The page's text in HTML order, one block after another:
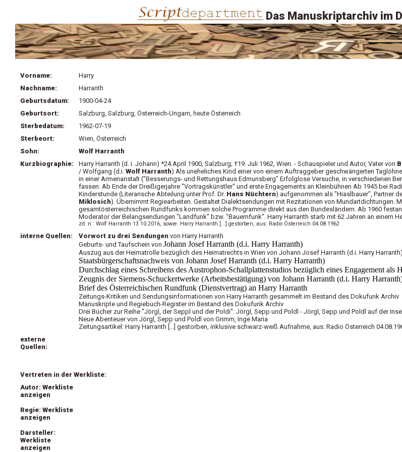
Das Manuskriptarchiv im
Vorname:
Harry
Nachname:
Harranth
Geburtsdatum:
1900-04-24
Geburtsort:
Salzburg, Salzburg, Österreich-Ungarn, heute Österreich
Sterbedatum:
1962-07-19
Sterbeort:
Wien, Österreich
Sohn:
Wolf Harranth
Kurzbiographie:
Harry Harranth (d. i. Johann) *24.April 1900, Salzburg; †19. Juli 1962, Wien. - Schauspieler und Autor, Vater von
/ Wolfgang (d.i. Wolf Harranth) Als uneheliches Kind einer von einem Auftraggeber geschwängerten
in einer Armenanstalt ("Besserungs- und Rettungshaus Edmunsberg" Erfolglose Versuche, in verschiedenen
fassen. Ab Ende der Dreißigerjahre "Vortragskünstler" und erste Engagements an Kleinbühnen Ab 1945 bei
Kinderstunde (Literarische Abteilung unter Prof. Dr. Hans Nüchtern) aufgenommen als "Hiaslbauer", Partner
Miklosich). Übernimmt Regiearbeiten. Gestaltet Dialektsendungen mit Rezitationen von Mundartdichtungen.
gesamtösterreichischen Rundfunks kommen solche Programme direkt aus den Bundesländern. Ab 1960
Moderator der Belangsendungen "Landfunk" bzw. "Bauernfunk". Harry Harranth starb mit 62 Jahren an einem
zit. n.: Wolf Harranth 13.10.2016, sowie: Harry Harranth [...] gestorben, aus: Radio Österreich 04.08.1962
interne Quellen: Vorwort zu drei Sendungen von Harry Harranth
Geburts- und Taufschein von Johann Josef Harranth (d.i. Harry Harranth)
Auszug aus der Heimatrolle bezüglich des Heimatrechts in Wien von Johann Josef Harranth (d.i. Harry Harranth)
Staatsbürgerschaftsnachweis von Johann Josef Harranth (d.i. Harry Harranth)
Durchschlag eines Schreibens des Austrophon-Schallplattenstudios bezüglich eines Engagement als
Zeugnis der Siemens-Schuckertwerke (Arbeitsbestätigung) von Johann Harranth (d.i. Harry
Brief des Österreichischen Rundfunk (Dienstvertrag) an Harry Harranth
Zeitungs-Kritiken und Sendungsinformationen von Harry Harranth gesammelt im Bestand des Dokufunk Archiv
Manuskripte und Regiebuch-Register im Bestand des Dokufunk Archiv
Drei Bücher zur Reihe "Jörgl, der Seppl und der Poldi": Jörgl, Sepp und Poldl - Jörgl, Sepp und Poldl auf der
Neue Abenteuer von Jörgl, Sepp und Poldl von Grimm, Inge Maria
Zeitungsartikel: Harry Harranth [...] gestorben, inklusive schwarz-weiß Aufnahme, aus: Radio Österreich
externe
Quellen:
Vertreten in der Werkliste:
Autor: Werkliste
anzeigen
Regie: Werkliste
anzeigen
Darsteller:
Werkliste
anzeigen